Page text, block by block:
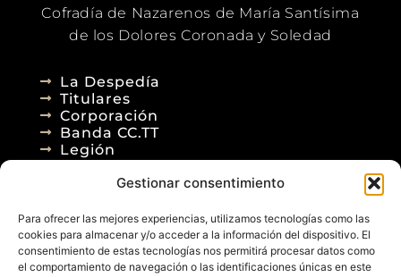
Gestionar consentimiento
Para ofrecer las mejores experiencias, utilizamos tecnologías como las
cookies para almacenar y/o acceder a la información del dispositivo. El
consentimiento de estas tecnologías nos permitirá procesar datos como
el comportamiento de navegación o las identificaciones únicas en este
Cofradía de Nazarenos de María Santísima
de los Dolores Coronada y Soledad
La Despedía
Titulares
Corporación
Banda CC.TT
Legión
Agenda
Blog
Contacto